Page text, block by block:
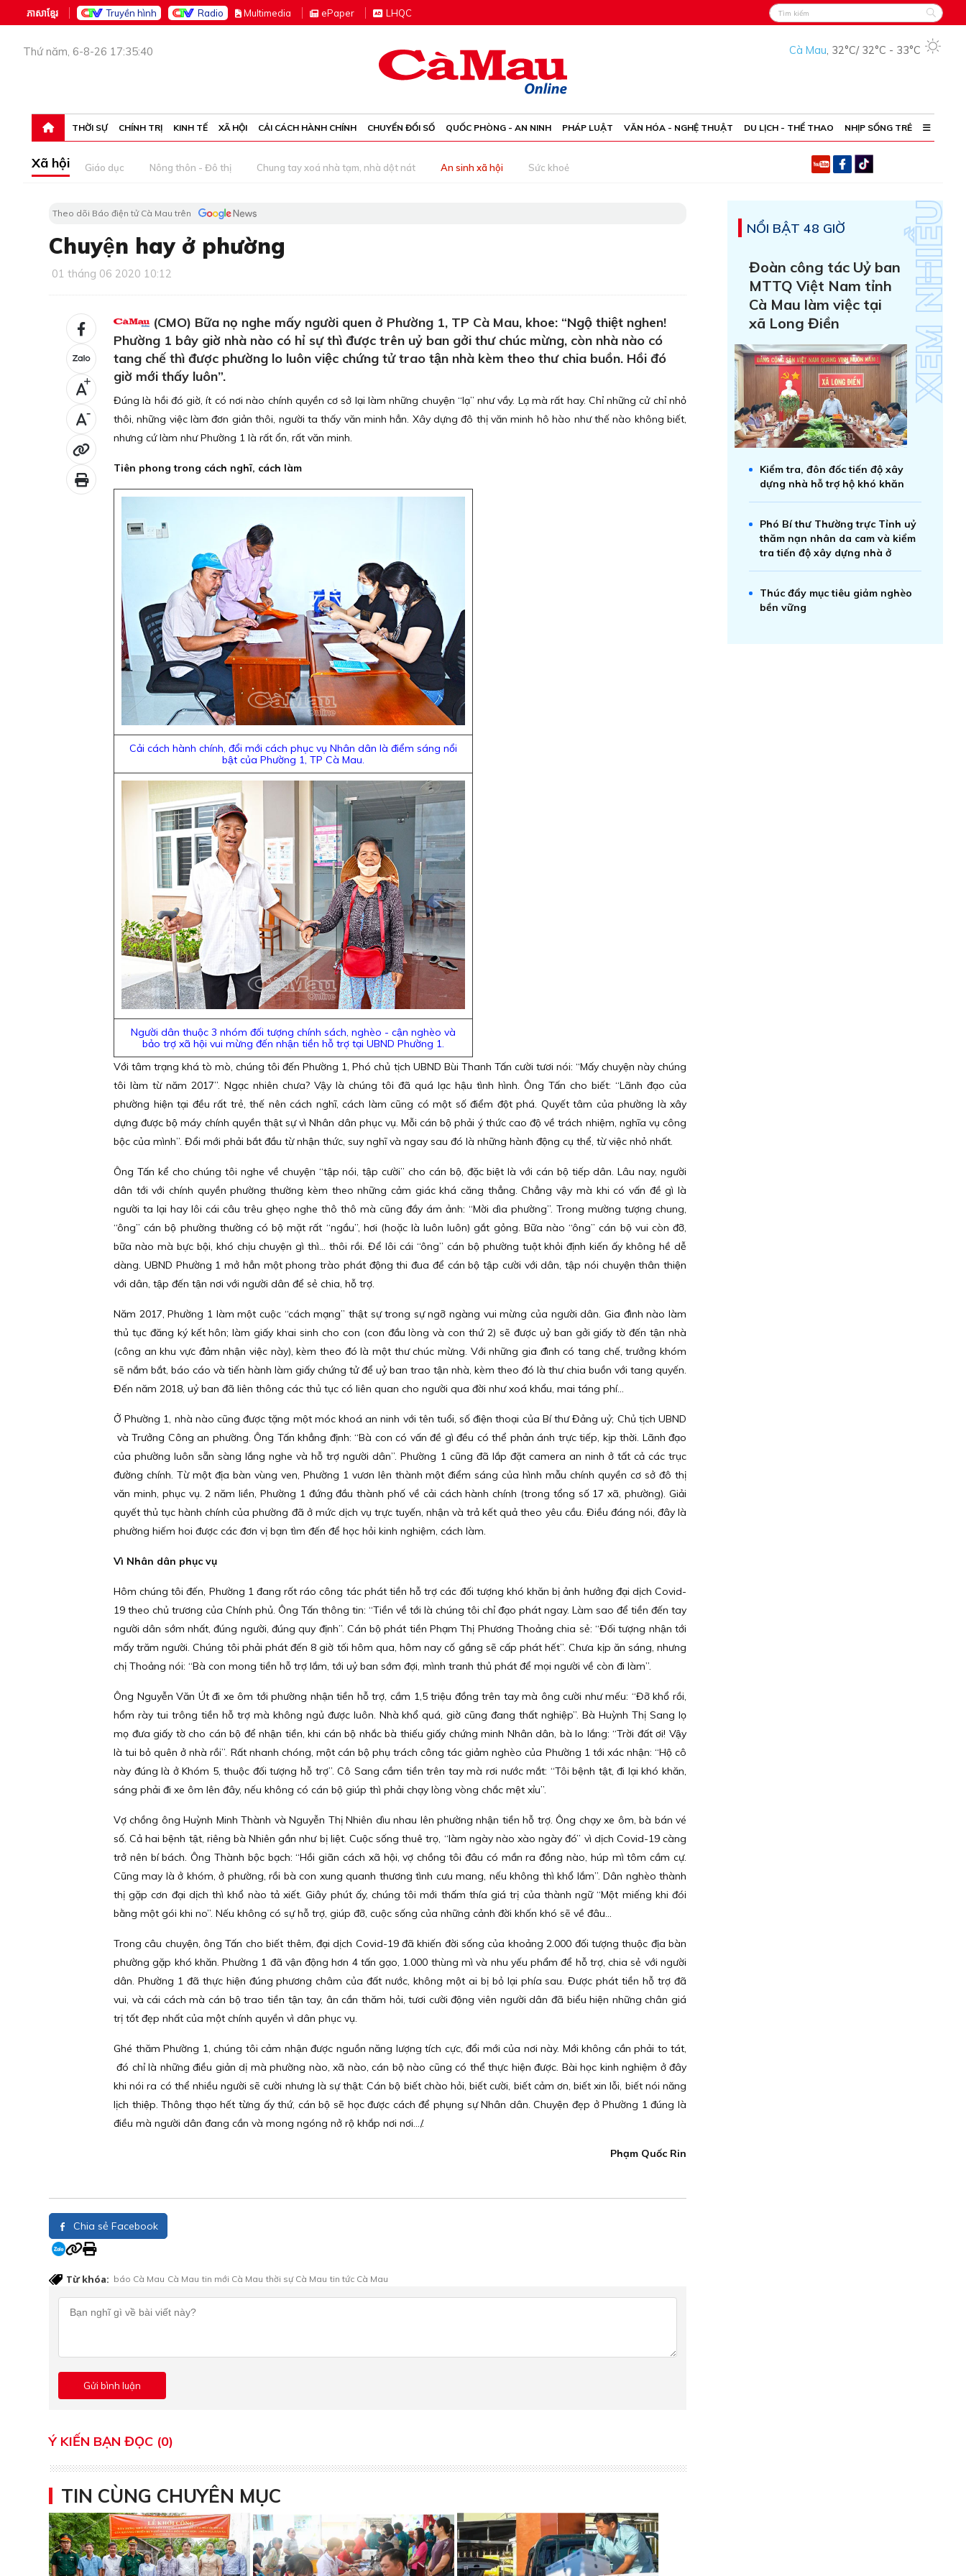
ភាសាខ្មែរ Truyền hình Radio Multimedia ePaper LHQC
Thứ năm, 6-8-26 17:35:40 Cà Mau, 32°C/ 32°C - 33°C
THỜI SỰ CHÍNH TRỊ KINH TẾ XÃ HỘI CẢI CÁCH HÀNH CHÍNH CHUYỂN ĐỔI SỐ QUỐC PHÒNG - AN NINH PHÁP LUẬT VĂN HÓA - NGHỆ THUẬT DU LỊCH - THỂ THAO NHỊP SỐNG TRẺ
Xã hội Giáo dục Nông thôn - Đô thị Chung tay xoá nhà tạm, nhà dột nát An sinh xã hội Sức khoẻ
Theo dõi Báo điện tử Cà Mau trên
Chuyện hay ở phường
01 tháng 06 2020 10:12
+
-
(CMO) Bữa nọ nghe mấy người quen ở Phường 1, TP Cà Mau, khoe: “Ngộ thiệt nghen!
Phường 1 bây giờ nhà nào có hỉ sự thì được trên uỷ ban gởi thư chúc mừng, còn nhà nào có
tang chế thì được phường lo luôn việc chứng tử trao tận nhà kèm theo thư chia buồn. Hồi đó
giờ mới thấy luôn”.
Đúng là hồi đó giờ, ít có nơi nào chính quyền cơ sở lại làm những chuyện “lạ” như vầy. Lạ mà rất hay. Chỉ những cử chỉ nhỏ
thôi, những việc làm đơn giản thôi, người ta thấy văn minh hẳn. Xây dựng đô thị văn minh hô hào như thế nào không biết,
nhưng cứ làm như Phường 1 là rất ổn, rất văn minh.
Tiên phong trong cách nghĩ, cách làm
Cải cách hành chính, đổi mới cách phục vụ Nhân dân là điểm sáng nổi
bật của Phường 1, TP Cà Mau.
Người dân thuộc 3 nhóm đối tượng chính sách, nghèo - cận nghèo và
bảo trợ xã hội vui mừng đến nhận tiền hỗ trợ tại UBND Phường 1.
Với tâm trạng khá tò mò, chúng tôi đến Phường 1, Phó chủ tịch UBND Bùi Thanh Tấn cười tươi nói: “Mấy chuyện này chúng
tôi làm từ năm 2017”. Ngạc nhiên chưa? Vậy là chúng tôi đã quá lạc hậu tình hình. Ông Tấn cho biết: “Lãnh đạo của
phường hiện tại đều rất trẻ, thế nên cách nghĩ, cách làm cũng có một số điểm đột phá. Quyết tâm của phường là xây
dựng được bộ máy chính quyền thật sự vì Nhân dân phục vụ. Mỗi cán bộ phải ý thức cao độ về trách nhiệm, nghĩa vụ công
bộc của mình”. Đổi mới phải bắt đầu từ nhận thức, suy nghĩ và ngay sau đó là những hành động cụ thể, từ việc nhỏ nhất.
Ông Tấn kể cho chúng tôi nghe về chuyện “tập nói, tập cười” cho cán bộ, đặc biệt là với cán bộ tiếp dân. Lâu nay, người
dân tới với chính quyền phường thường kèm theo những cảm giác khá căng thẳng. Chẳng vậy mà khi có vấn đề gì là
người ta lại hay lôi cái câu trêu ghẹo nghe thô thô mà cũng đầy ám ảnh: “Mời dìa phường”. Trong mường tượng chung,
“ông” cán bộ phường thường có bộ mặt rất “ngầu”, hơi (hoặc là luôn luôn) gắt gỏng. Bữa nào “ông” cán bộ vui còn đỡ,
bữa nào mà bực bội, khó chịu chuyện gì thì... thôi rồi. Để lôi cái “ông” cán bộ phường tuột khỏi định kiến ấy không hề dễ
dàng. UBND Phường 1 mở hẳn một phong trào phát động thi đua để cán bộ tập cười với dân, tập nói chuyện thân thiện
với dân, tập đến tận nơi với người dân để sẻ chia, hỗ trợ.
Năm 2017, Phường 1 làm một cuộc “cách mạng” thật sự trong sự ngỡ ngàng vui mừng của người dân. Gia đình nào làm
thủ tục đăng ký kết hôn; làm giấy khai sinh cho con (con đầu lòng và con thứ 2) sẽ được uỷ ban gởi giấy tờ đến tận nhà
(công an khu vực đảm nhận việc này), kèm theo đó là một thư chúc mừng. Với những gia đình có tang chế, trưởng khóm
sẽ nắm bắt, báo cáo và tiến hành làm giấy chứng tử để uỷ ban trao tận nhà, kèm theo đó là thư chia buồn với tang quyến.
Đến năm 2018, uỷ ban đã liên thông các thủ tục có liên quan cho người qua đời như xoá khẩu, mai táng phí...
Ở Phường 1, nhà nào cũng được tặng một móc khoá an ninh với tên tuổi, số điện thoại của Bí thư Đảng uỷ; Chủ tịch UBND
và Trưởng Công an phường. Ông Tấn khẳng định: “Bà con có vấn đề gì đều có thể phản ánh trực tiếp, kịp thời. Lãnh đạo
của phường luôn sẵn sàng lắng nghe và hỗ trợ người dân”. Phường 1 cũng đã lắp đặt camera an ninh ở tất cả các trục
đường chính. Từ một địa bàn vùng ven, Phường 1 vươn lên thành một điểm sáng của hình mẫu chính quyền cơ sở đô thị
văn minh, phục vụ. 2 năm liền, Phường 1 đứng đầu thành phố về cải cách hành chính (trong tổng số 17 xã, phường). Giải
quyết thủ tục hành chính của phường đã ở mức dịch vụ trực tuyến, nhận và trả kết quả theo yêu cầu. Điều đáng nói, đây là
phường hiếm hoi được các đơn vị bạn tìm đến để học hỏi kinh nghiệm, cách làm.
Vì Nhân dân phục vụ
Hôm chúng tôi đến, Phường 1 đang rốt ráo công tác phát tiền hỗ trợ các đối tượng khó khăn bị ảnh hưởng đại dịch Covid-
19 theo chủ trương của Chính phủ. Ông Tấn thông tin: “Tiền về tới là chúng tôi chỉ đạo phát ngay. Làm sao để tiền đến tay
người dân sớm nhất, đúng người, đúng quy định”. Cán bộ phát tiền Phạm Thị Phương Thoảng chia sẻ: “Đối tượng nhận tới
mấy trăm người. Chúng tôi phải phát đến 8 giờ tối hôm qua, hôm nay cố gắng sẽ cấp phát hết”. Chưa kịp ăn sáng, nhưng
chị Thoảng nói: “Bà con mong tiền hỗ trợ lắm, tới uỷ ban sớm đợi, mình tranh thủ phát để mọi người về còn đi làm”.
Ông Nguyễn Văn Út đi xe ôm tới phường nhận tiền hỗ trợ, cầm 1,5 triệu đồng trên tay mà ông cười như mếu: “Đỡ khổ rồi,
hổm rày tui trông tiền hỗ trợ mà không ngủ được luôn. Nhà khổ quá, giờ cũng đang thất nghiệp”. Bà Huỳnh Thị Sang lọ
mọ đưa giấy tờ cho cán bộ để nhận tiền, khi cán bộ nhắc bà thiếu giấy chứng minh Nhân dân, bà lo lắng: “Trời đất ơi! Vậy
là tui bỏ quên ở nhà rồi”. Rất nhanh chóng, một cán bộ phụ trách công tác giảm nghèo của Phường 1 tới xác nhận: “Hộ cô
này đúng là ở Khóm 5, thuộc đối tượng hỗ trợ”. Cô Sang cầm tiền trên tay mà rơi nước mắt: “Tôi bệnh tật, đi lại khó khăn,
sáng phải đi xe ôm lên đây, nếu không có cán bộ giúp thì phải chạy lòng vòng chắc mệt xỉu”.
Vợ chồng ông Huỳnh Minh Thành và Nguyễn Thị Nhiên dìu nhau lên phường nhận tiền hỗ trợ. Ông chạy xe ôm, bà bán vé
số. Cả hai bệnh tật, riêng bà Nhiên gần như bị liệt. Cuộc sống thuê trọ, “làm ngày nào xào ngày đó” vì dịch Covid-19 càng
trở nên bí bách. Ông Thành bộc bạch: “Hồi giãn cách xã hội, vợ chồng tôi đâu có mần ra đồng nào, húp mì tôm cầm cự.
Cũng may là ở khóm, ở phường, rồi bà con xung quanh thương tình cưu mang, nếu không thì khổ lắm”. Dân nghèo thành
thị gặp cơn đại dịch thì khổ nào tả xiết. Giây phút ấy, chúng tôi mới thấm thía giá trị của thành ngữ “Một miếng khi đói
bằng một gói khi no”. Nếu không có sự hỗ trợ, giúp đỡ, cuộc sống của những cảnh đời khốn khó sẽ về đâu...
Trong câu chuyện, ông Tấn cho biết thêm, đại dịch Covid-19 đã khiến đời sống của khoảng 2.000 đối tượng thuộc địa bàn
phường gặp khó khăn. Phường 1 đã vận động hơn 4 tấn gạo, 1.000 thùng mì và nhu yếu phẩm để hỗ trợ, chia sẻ với người
dân. Phường 1 đã thực hiện đúng phương châm của đất nước, không một ai bị bỏ lại phía sau. Được phát tiền hỗ trợ đã
vui, và cái cách mà cán bộ trao tiền tận tay, ân cần thăm hỏi, tươi cười động viên người dân đã biểu hiện những chân giá
trị tốt đẹp nhất của một chính quyền vì dân phục vụ.
Ghé thăm Phường 1, chúng tôi cảm nhận được nguồn năng lượng tích cực, đổi mới của nơi này. Mới không cần phải to tát,
đó chỉ là những điều giản dị mà phường nào, xã nào, cán bộ nào cũng có thể thực hiện được. Bài học kinh nghiệm ở đây
khi nói ra có thể nhiều người sẽ cười nhưng là sự thật: Cán bộ biết chào hỏi, biết cười, biết cảm ơn, biết xin lỗi, biết nói năng
lịch thiệp. Thông thạo hết từng ấy thứ, cán bộ sẽ học được cách để phụng sự Nhân dân. Chuyện đẹp ở Phường 1 đúng là
điều mà người dân đang cần và mong ngóng nở rộ khắp nơi nơi.../.
Phạm Quốc Rin
Chia sẻ Facebook
Từ khóa: báo Cà Mau Cà Mau tin mới Cà Mau thời sự Cà Mau tin tức Cà Mau
Ý KIẾN BẠN ĐỌC (0)
TIN CÙNG CHUYÊN MỤC
NỔI BẬT 48 GIỜ
Đoàn công tác Uỷ ban
MTTQ Việt Nam tỉnh
Cà Mau làm việc tại
xã Long Điền
Kiểm tra, đôn đốc tiến độ xây
dựng nhà hỗ trợ hộ khó khăn
Phó Bí thư Thường trực Tỉnh uỷ
thăm nạn nhân da cam và kiểm
tra tiến độ xây dựng nhà ở
Thúc đẩy mục tiêu giảm nghèo
bền vững